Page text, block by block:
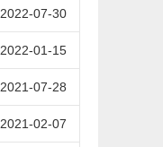
2022-07-30
2022-01-15
2021-07-28
2021-02-07